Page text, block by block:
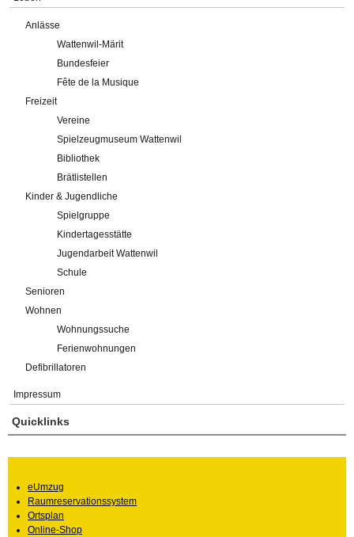
Anlässe
Wattenwil-Märit
Bundesfeier
Fête de la Musique
Freizeit
Vereine
Spielzeugmuseum Wattenwil
Bibliothek
Brätlistellen
Kinder & Jugendliche
Spielgruppe
Kindertagesstätte
Jugendarbeit Wattenwil
Schule
Senioren
Wohnen
Wohnungssuche
Ferienwohnungen
Defibrillatoren
Impressum
Quicklinks
eUmzug
Raumreservationssystem
Ortsplan
Online-Shop